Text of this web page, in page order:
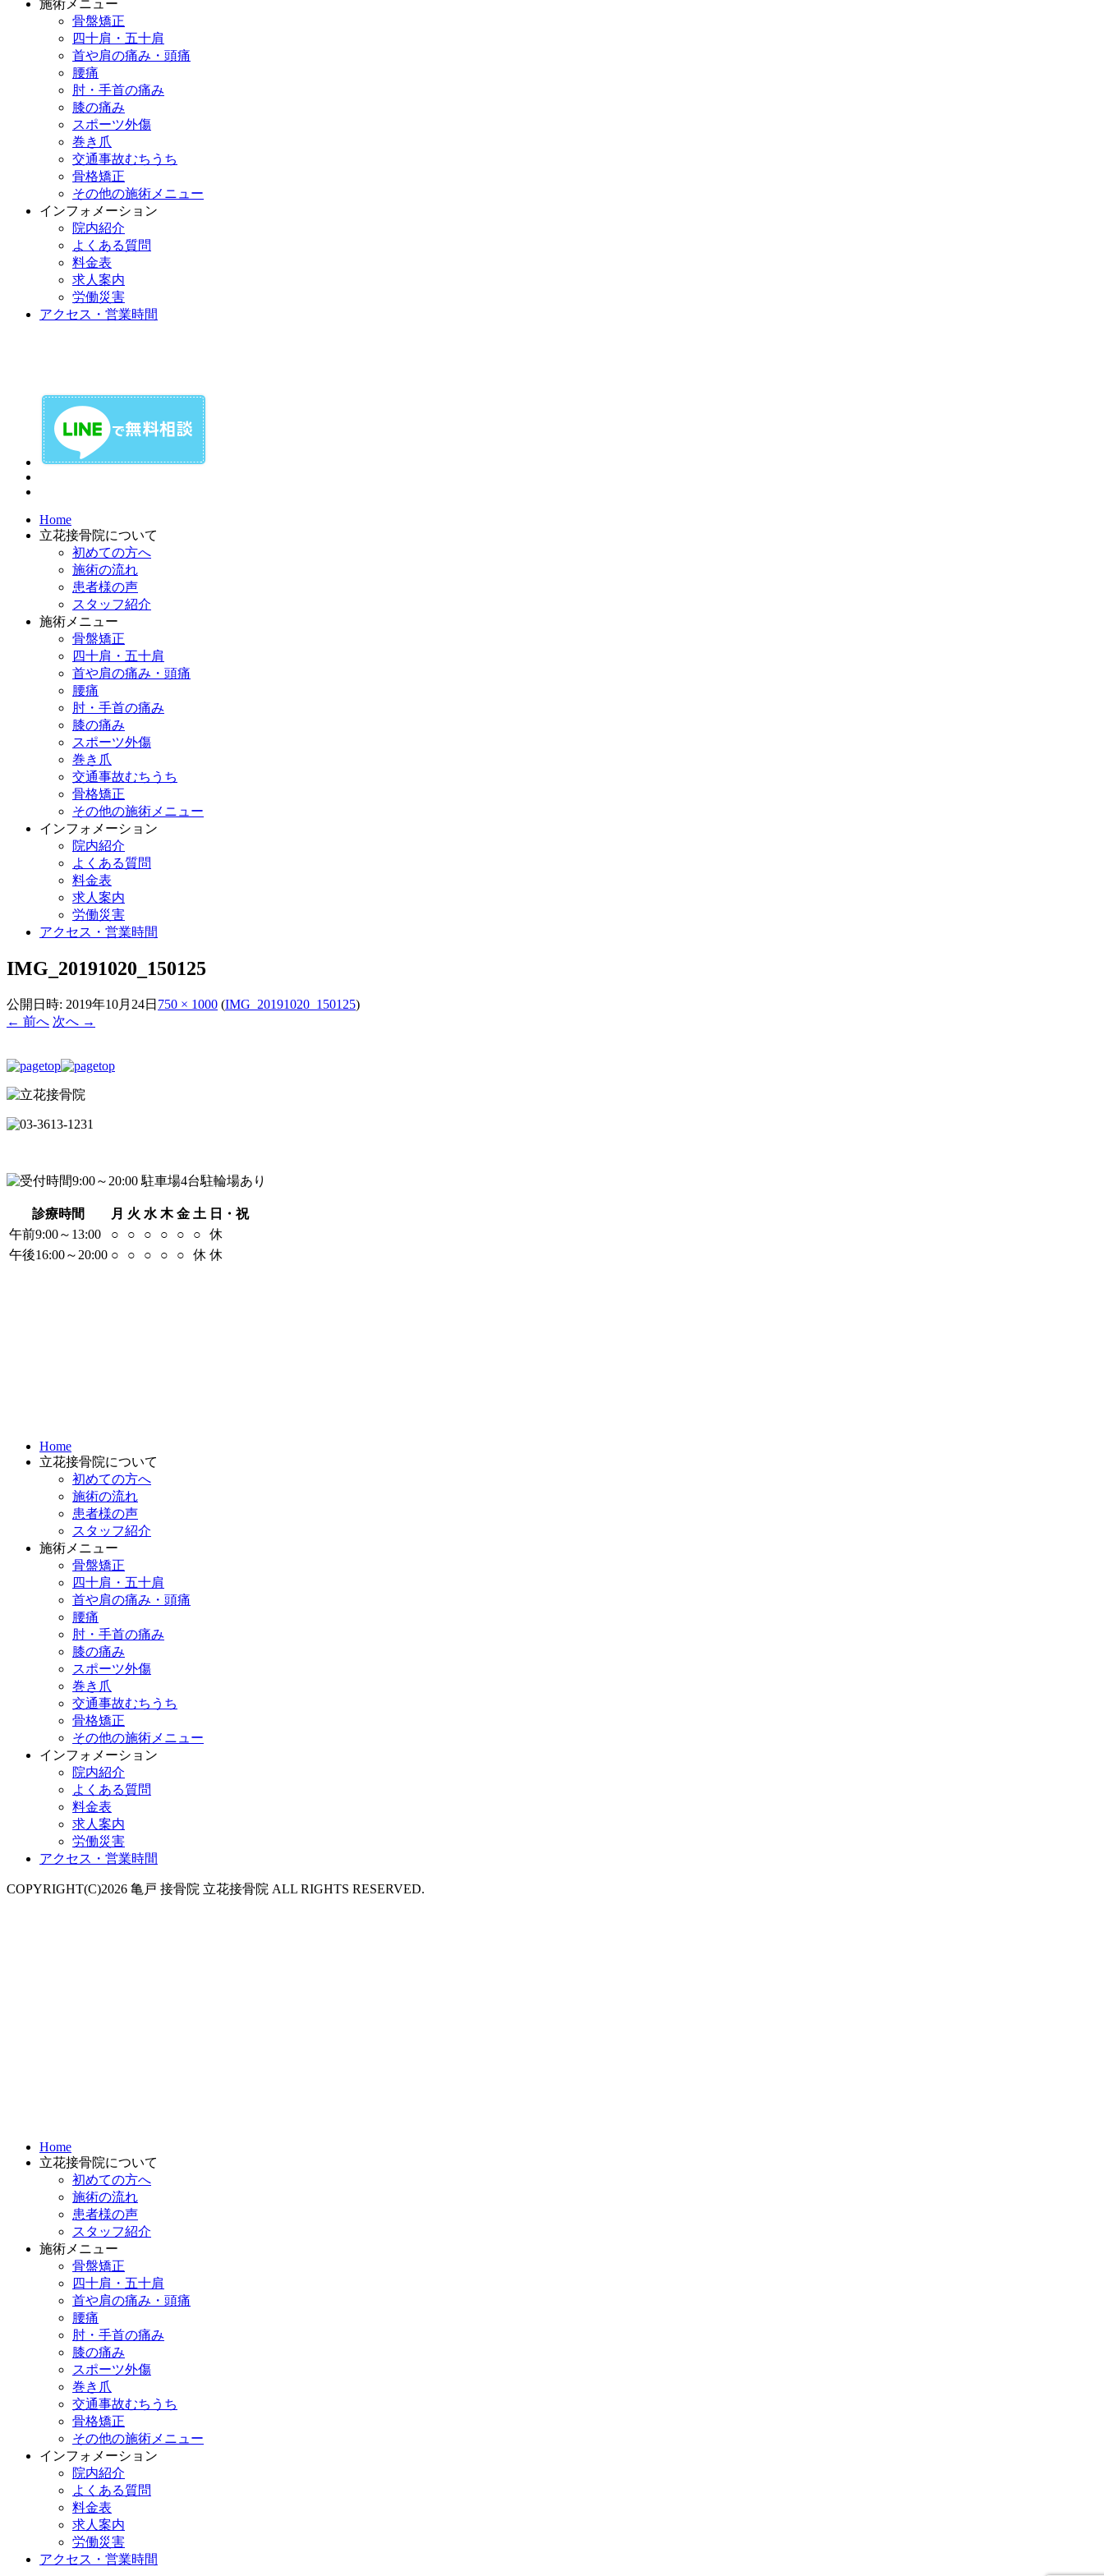
施術メニュー
骨盤矯正
四十肩・五十肩
首や肩の痛み・頭痛
腰痛
肘・手首の痛み
膝の痛み
スポーツ外傷
巻き爪
交通事故むちうち
骨格矯正
その他の施術メニュー
インフォメーション
院内紹介
よくある質問
料金表
求人案内
労働災害
アクセス・営業時間
Home
立花接骨院について
初めての方へ
施術の流れ
患者様の声
スタッフ紹介
施術メニュー
骨盤矯正
四十肩・五十肩
首や肩の痛み・頭痛
腰痛
肘・手首の痛み
膝の痛み
スポーツ外傷
巻き爪
交通事故むちうち
骨格矯正
その他の施術メニュー
インフォメーション
院内紹介
よくある質問
料金表
求人案内
労働災害
アクセス・営業時間
IMG_20191020_150125
公開日時: 2019年10月24日 750 × 1000 (IMG_20191020_150125)
← 前へ 次へ →
診療時間 月 火 水 木 金 土 日・祝
午前9:00～13:00
○ ○ ○ ○ ○ ○
休
午後16:00～20:00 ○ ○ ○ ○ ○ 休 休
Home
立花接骨院について
初めての方へ
施術の流れ
患者様の声
スタッフ紹介
施術メニュー
骨盤矯正
四十肩・五十肩
首や肩の痛み・頭痛
腰痛
肘・手首の痛み
膝の痛み
スポーツ外傷
巻き爪
交通事故むちうち
骨格矯正
その他の施術メニュー
インフォメーション
院内紹介
よくある質問
料金表
求人案内
労働災害
アクセス・営業時間
COPYRIGHT(C)2026 亀戸 接骨院 立花接骨院 ALL RIGHTS RESERVED.
Home
立花接骨院について
初めての方へ
施術の流れ
患者様の声
スタッフ紹介
施術メニュー
骨盤矯正
四十肩・五十肩
首や肩の痛み・頭痛
腰痛
肘・手首の痛み
膝の痛み
スポーツ外傷
巻き爪
交通事故むちうち
骨格矯正
その他の施術メニュー
インフォメーション
院内紹介
よくある質問
料金表
求人案内
労働災害
アクセス・営業時間